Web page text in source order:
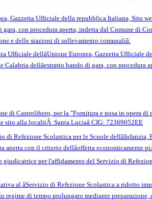
Gazzetta Ufficiale della repubblica Italiana, Sito
con procedura aperta, indetta dal Comune di
e delle stazioni di sollevamento comunaliâ.
dellâUnione Europea, Gazzetta Ufficiale
dellâestratto bando di gara, con
di Castrolibero, per la "Fornitura e posa in opera
sito alla localitÃ Santa Luciaâ CIG: 72369052EE
Scolastica per le Scuole dellâInfanzia,
con il criterio dellâofferta economicamente piÃ¹
per l'affidamento del Servizio di
al âServizio di Refezione Scolastica a ridotto
regime di tempo prolungato mediante